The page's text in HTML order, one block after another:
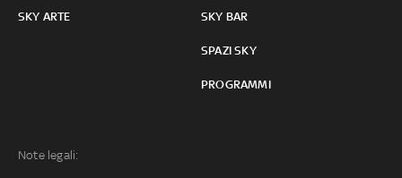
SKY ARTE SKY BAR
SPAZI SKY
PROGRAMMI
Note legali: